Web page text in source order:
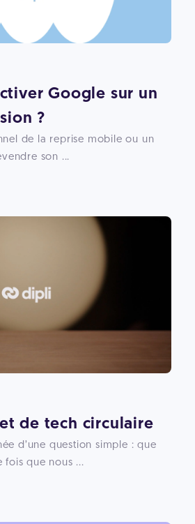
Google sur un
?
de la reprise mobile ou un
son ...
de tech circulaire
d’une question simple : que
fois que nous ...